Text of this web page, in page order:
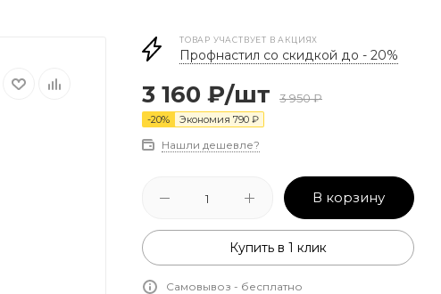
ТОВАР УЧАСТВУЕТ В АКЦИЯХ
Профнастил со скидкой до - 20%
3 160 ₽/шт 3 950₽
-20% Экономия 790 ₽
Нашли дешевле?
В корзину
Купить в 1 клик
Самовывоз - бесплатно